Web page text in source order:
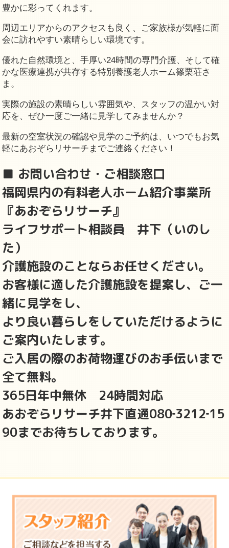
豊かに彩ってくれます。
周辺エリアからのアクセスも良く、ご家族様が気軽に面
会に訪れやすい素晴らしい環境です。
優れた自然環境と、手厚い24時間の専門介護、そして確
かな医療連携が共存する特別養護老人ホーム篠栗荘さ
ま。
実際の施設の素晴らしい雰囲気や、スタッフの温かい対
応を、ぜひ一度ご一緒に見学してみませんか？
最新の空室状況の確認や見学のご予約は、いつでもお気
軽にあおぞらリサーチまでご連絡ください！
■ お問い合わせ・ご相談窓口
福岡県内の有料老人ホーム紹介事業所
『あおぞらリサーチ』
ライフサポート相談員 井下（いのし
た）
介護施設のことならお任せください。
お客様に適した介護施設を提案し、ご一
緒に見学をし、
より良い暮らしをしていただけるように
ご案内いたします。
ご入居の際のお荷物運びのお手伝いまで
全て無料。
365日年中無休 24時間対応
あおぞらリサーチ井下直通080‐3212‐15
90までお待ちしております。